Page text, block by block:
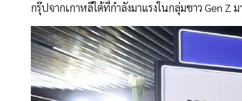
กรุ๊ปจากเกาหลีใต้ที่กำลังมาแรงในกลุ่มชาว Gen